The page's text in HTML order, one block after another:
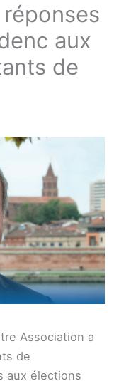
aux
de
Association a
de
aux élections